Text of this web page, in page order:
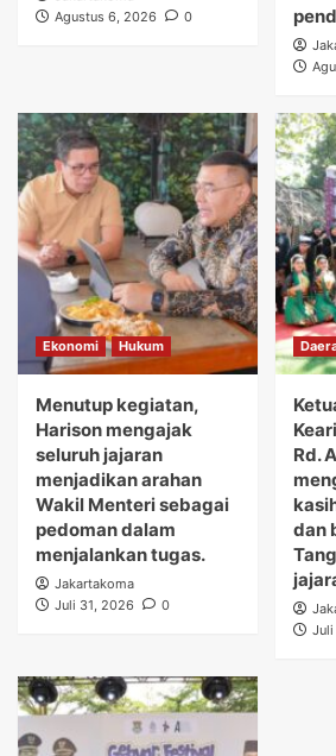
Agustus 6, 2026
0
Ekonomi Hukum
Menutup kegiatan,
Harison mengajak
seluruh jajaran
menjadikan arahan
Wakil Menteri sebagai
pedoman dalam
menjalankan tugas.
Jakartakoma
Juli 31, 2026
0
Rd.
dan
Juli